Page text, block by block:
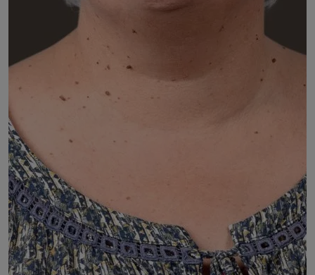
Agnès NINNI
Membre de la CFDT Auvergne-Rhône-Alpes
DÉSIGNÉ PAR :